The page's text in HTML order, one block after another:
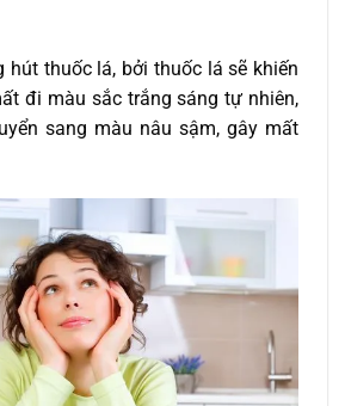
hút thuốc lá, bởi thuốc lá sẽ khiến
đi màu sắc trắng sáng tự nhiên,
sang màu nâu sậm, gây mất